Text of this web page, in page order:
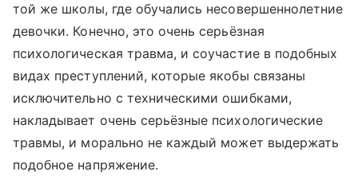
той же школы, где обучались несовершеннолетние
девочки. Конечно, это очень серьёзная
психологическая травма, и соучастие в подобных
видах преступлений, которые якобы связаны
исключительно с техническими ошибками,
накладывает очень серьёзные психологические
травмы, и морально не каждый может выдержать
подобное напряжение.